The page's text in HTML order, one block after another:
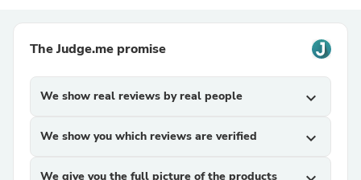
The Judge.me promise
We show real reviews by real people expand_more
We show you which reviews are verified expand_more
We give you the full picture of the products